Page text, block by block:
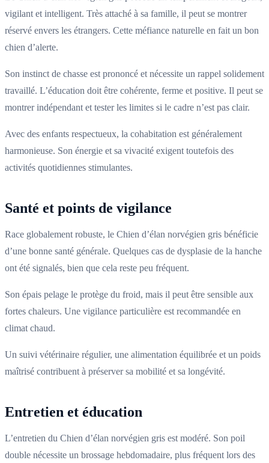
vigilant et intelligent. Très attaché à sa famille, il peut se montrer
réservé envers les étrangers. Cette méfiance naturelle en fait un bon
chien d’alerte.
Son instinct de chasse est prononcé et nécessite un rappel solidement
travaillé. L’éducation doit être cohérente, ferme et positive. Il peut se
montrer indépendant et tester les limites si le cadre n’est pas clair.
Avec des enfants respectueux, la cohabitation est généralement
harmonieuse. Son énergie et sa vivacité exigent toutefois des
activités quotidiennes stimulantes.
Santé et points de vigilance
Race globalement robuste, le Chien d’élan norvégien gris bénéficie
d’une bonne santé générale. Quelques cas de dysplasie de la hanche
ont été signalés, bien que cela reste peu fréquent.
Son épais pelage le protège du froid, mais il peut être sensible aux
fortes chaleurs. Une vigilance particulière est recommandée en
climat chaud.
Un suivi vétérinaire régulier, une alimentation équilibrée et un poids
maîtrisé contribuent à préserver sa mobilité et sa longévité.
Entretien et éducation
L’entretien du Chien d’élan norvégien gris est modéré. Son poil
double nécessite un brossage hebdomadaire, plus fréquent lors des